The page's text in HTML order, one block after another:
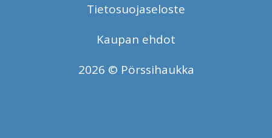
Tietosuojaseloste
Kaupan ehdot
2026 © Pörssihaukka